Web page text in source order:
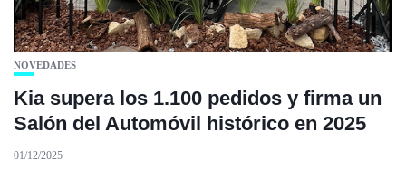
NOVEDADES
Kia supera los 1.100 pedidos y firma un
Salón del Automóvil histórico en 2025
01/12/2025